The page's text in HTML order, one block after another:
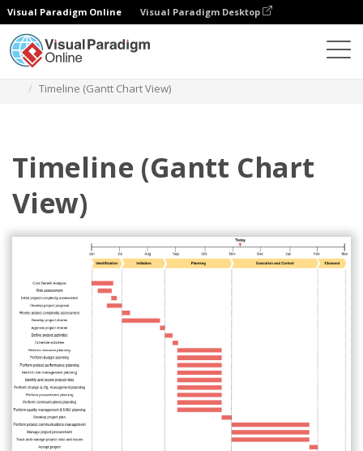
Visual Paradigm Online Visual Paradigm Desktop
Timeline (Gantt Chart View)
Timeline (Gantt Chart
View)